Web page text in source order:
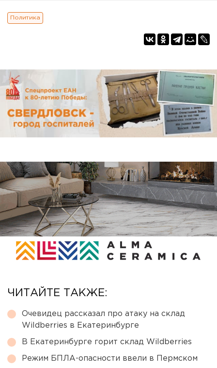
Политика
ЧИТАЙТЕ ТАКЖЕ:
Очевидец рассказал про атаку на склад
Wildberries в Екатеринбурге
В Екатеринбурге горит склад Wildberries
Режим БПЛА-опасности ввели в Пермском